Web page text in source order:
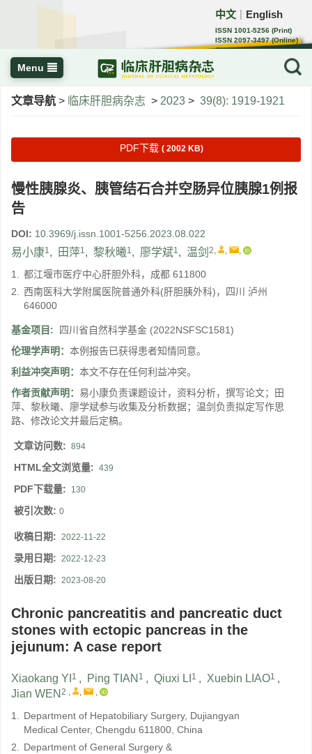
中文 English
ISSN 1001-5256 (Print)
ISSN 2097-3497 (Online)
CN 22-1108/R
Menu
文章导航 > 临床肝胆病杂志 > 2023 > 39(8): 1919-1921
PDF下载 ( 2002 KB)
慢性胰腺炎、胰管结石合并空肠异位胰腺1例报
告
DOI: 10.3969/j.issn.1001-5256.2023.08.022
易小康1, 田萍1, 黎秋曦1, 廖学斌1, 温剑 2, , ,
1. 都江堰市医疗中心肝胆外科，成都 611800
2. 西南医科大学附属医院普通外科(肝胆胰外科)，四川 泸州
646000
基金项目: 四川省自然科学基金 (2022NSFSC1581)
伦理学声明： 本例报告已获得患者知情同意。
利益冲突声明： 本文不存在任何利益冲突。
作者贡献声明： 易小康负责课题设计，资料分析，撰写论文；田
萍、黎秋曦、廖学斌参与收集及分析数据；温剑负责拟定写作思
路、修改论文并最后定稿。
文章访问数: 894
HTML全文浏览量: 439
PDF下载量: 130
被引次数: 0
收稿日期: 2022-11-22
录用日期: 2022-12-23
出版日期: 2023-08-20
Chronic pancreatitis and pancreatic duct
stones with ectopic pancreas in the
jejunum: A case report
Xiaokang YI 1 , Ping TIAN 1 , Qiuxi LI 1 , Xuebin LIAO1 ,
Jian WEN 2 , , ,
1. Department of Hepatobiliary Surgery, Dujiangyan
Medical Center, Chengdu 611800, China
2. Department of General Surgery &